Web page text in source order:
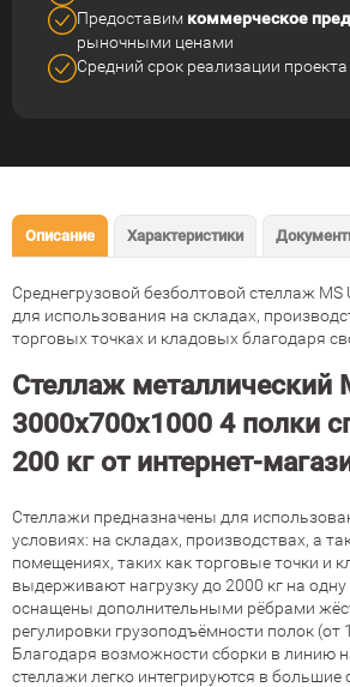
Предоставим коммерческое
рыночными ценами
Средний срок реализации проекта
Описание Характеристики
Среднегрузовой безболтовой стеллаж MS
для использования на складах,
торговых точках и кладовых благодаря
Стеллаж металлический
3000х700х1000 4 полки
200 кг от интернет-
Стеллажи предназначены для
условиях: на складах, производствах, а
помещениях, таких как торговые точки и
выдерживают нагрузку до 2000 кг на
оснащены дополнительными рёбрами
регулировки грузоподъёмности полок (от
Благодаря возможности сборки в линию
стеллажи легко интегрируются в большие